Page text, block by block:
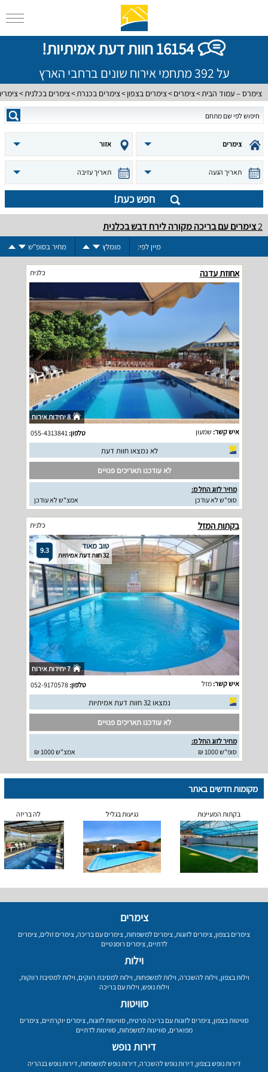
16154 חוות דעת אמיתיות!
על 392 מתחמי אירוח שונים ברחבי הארץ
צימרס – עמוד הבית צימרים צימרים בצפון צימרים בכנרת צימרים בכלנית
צימרים אזור
תאריך הגעה תאריך עזיבה
חפש כעת!
2צימרים עם בריכה מקורה לירח דבש בכלנית
מיין לפי: מומלץ מחיר בסופ"ש
אחוזת עדנה כלנית
8 יחידות אירוח
איש קשר: שמעון טלפון:
לא נמצאו חוות דעת
לא עודכנו תאריכים פנויים
מחיר לזוג החל מ:
סופ"ש לא עודכן
אמצ"ש לא עודכן
בקתות המזל כלנית
9.3 טוב מאוד
32 חוות דעת אמיתיות
7 יחידות אירוח
איש קשר:מזל טלפון:052-9170578
נמצאו 32 חוות דעת אמיתיות
לא עודכנו תאריכים פנויים
מחיר לזוג החל מ:
סופ"ש 1000 ₪
אמצ"ש 1000 ₪
מקומות חדשים באתר
בקתות המעיינות נגיעות בגליל לה בריזה
צימרים
צימרים בצפון, צימרים לזוגות, צימרים למשפחות, צימרים עם בריכה, צימרים זולים, צימרים
לדתיים,צימרים רומנטיים
וילות
וילות בצפון, וילות להשכרה, וילות למשפחות, וילות למסיבת רווקים, וילות למסיבת רווקות,
וילות נופש, וילות עם בריכה
סוויטות
סוויטות בצפון,צימרים לזוגות עם בריכה פרטית,סוויטות לזוגות,צימרים יוקרתיים,צימרים
מפוארים,סוויטות למשפחות,סוויטות לדתיים
דירות נופש
דירות נופש בצפון, דירות נופש להשכרה, דירות נופש למשפחות, דירות נופש בנהריה